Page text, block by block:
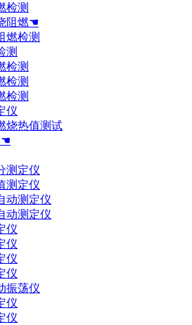
检测
阻燃☚
燃检测
测
检测
检测
检测
仪
烧热值测试
☚
测定仪
测定仪
动测定仪
动测定仪
仪
仪
仪
仪
振荡仪
仪
仪